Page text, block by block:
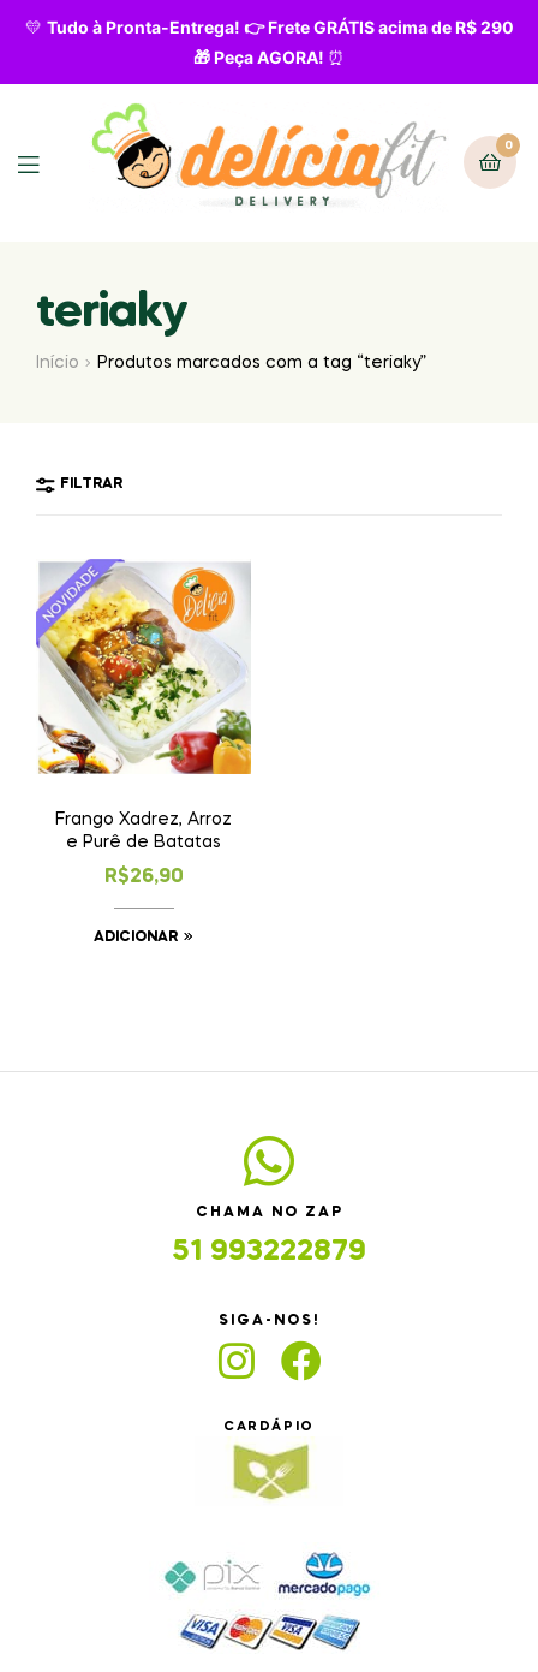
💛 Tudo à Pronta-Entrega! 👉 Frete GRÁTIS acima de R$ 290
🎁 Peça AGORA! ⏰
0
teriaky
Início Produtos marcados com a tag “teriaky”
FILTRAR
Frango Xadrez, Arroz
e Purê de Batatas
R$26,90
ADICIONAR
CHAMA NO ZAP
51 993222879
SIGA-NOS!
CARDÁPIO